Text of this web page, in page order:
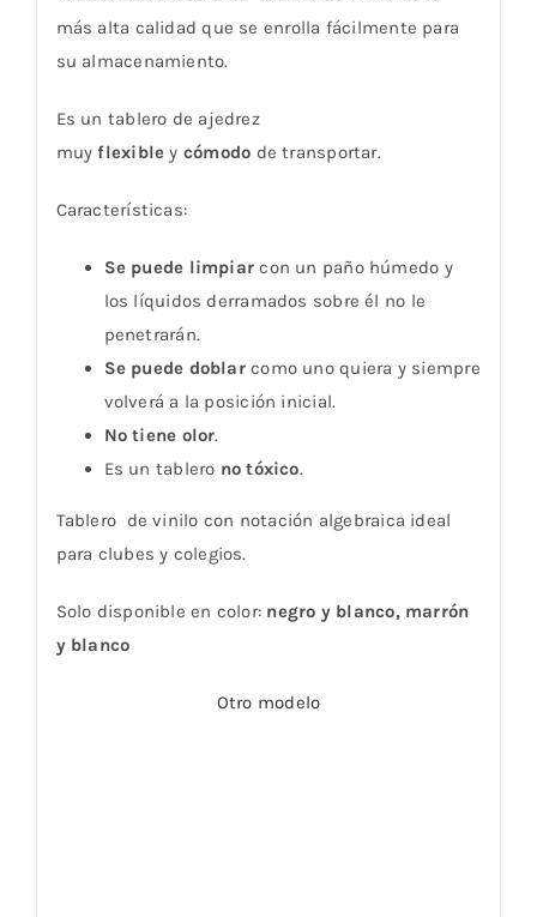
más alta calidad que se enrolla fácilmente para
su almacenamiento.
Es un tablero de ajedrez
muyflexible y cómodo de transportar.
Características:
Se puede limpiar con un paño húmedo y
los líquidos derramados sobre él no le
penetrarán.
Se puede doblarcomo uno quiera y siempre
volverá a la posición inicial.
No tiene olor.
Es un tablero no tóxico.
Tablero de vinilo con notación algebraica ideal
para clubes y colegios.
Solo disponible en color: negro y blanco, marrón
y blanco
Otro modelo